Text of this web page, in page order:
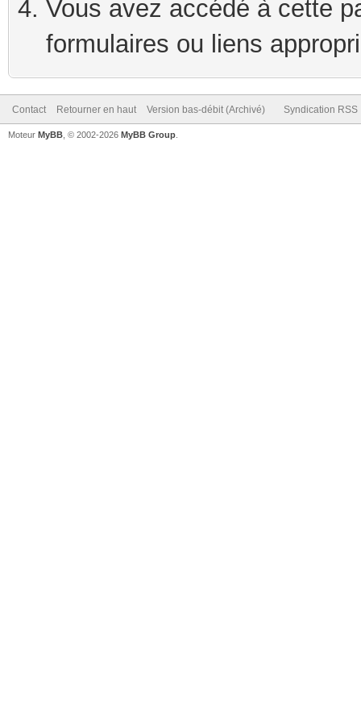
Vous avez accédé à cette
formulaires ou liens
Contact Retourner en haut Version bas-débit (Archivé) Syndication RSS
Moteur MyBB , © 2002-2026 MyBB Group